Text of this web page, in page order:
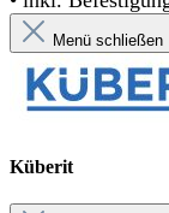
Menü schließen
Küberit